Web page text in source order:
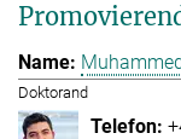
Doktorand